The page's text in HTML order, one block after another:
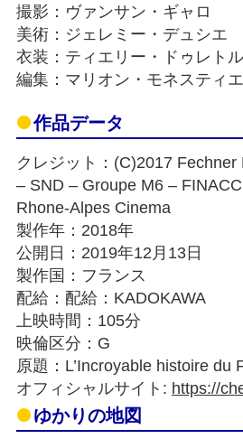
撮影：ヴァンサン・ギャロ
美術：ジェレミー・デュシエ
衣装：ティエリー・ドゥレトル
編集：マリオン・モネスティエ
作品データ
クレジット：(C)2017
– SND – Groupe M6 –
Rhone-Alpes Cinema
製作年：2018年
公開日：2019年12月13日
製作国：フランス
配給：配給：KADOKAWA
上映時間：105分
映倫区分：G
原題：L’Incroyable histoire du
オフィシャルサイト: https://
ゆかりの地図